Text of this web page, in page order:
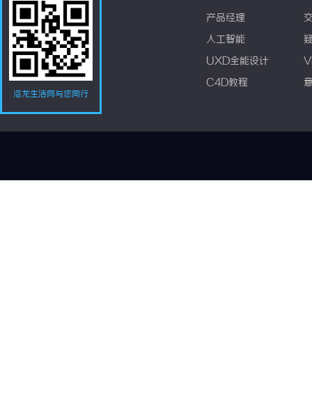
洛龙生活网与您同行
产品经理
人工智能
UXD全能设计
C4D教程